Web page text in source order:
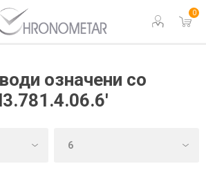
0
означени со